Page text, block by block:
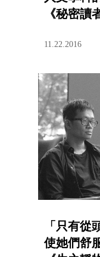
《秘密讀
11.22.2016
「只有從
使她們舒